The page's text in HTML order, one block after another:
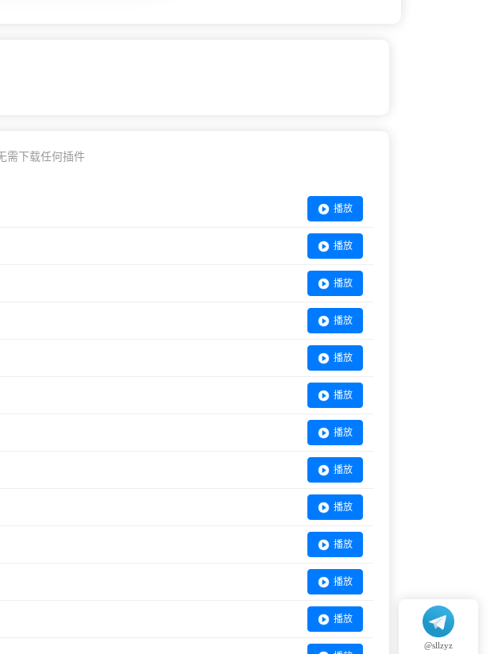
需下载任何插件
播放
播放
播放
播放
播放
播放
播放
播放
播放
播放
播放
播放
@sllzyz